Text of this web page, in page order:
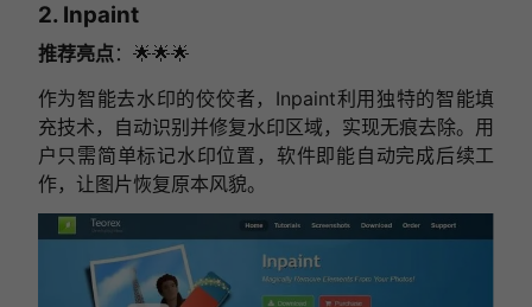
2. Inpaint
推荐亮点 ：🌟🌟🌟
作为智能去水印的佼佼者，Inpaint利用独特的智能填
充技术，自动识别并修复水印区域，实现无痕去除。用
户只需简单标记水印位置，软件即能自动完成后续工
作，让图片恢复原本风貌。